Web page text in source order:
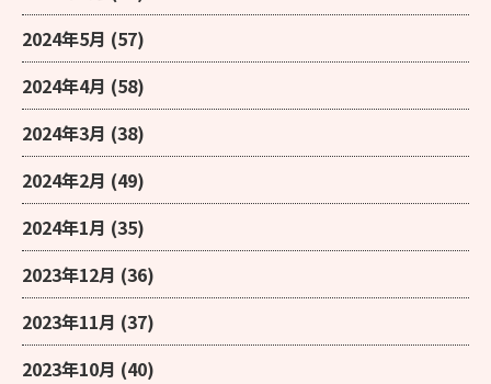
2024年5月 (57)
2024年4月 (58)
2024年3月 (38)
2024年2月 (49)
2024年1月 (35)
2023年12月 (36)
2023年11月 (37)
2023年10月 (40)